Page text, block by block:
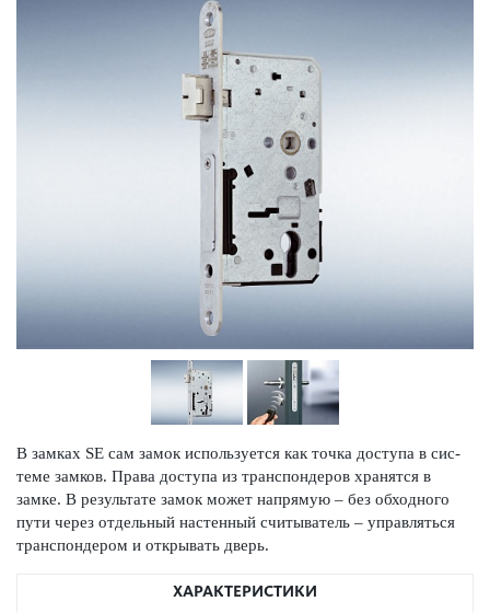
В замках SE сам замок исполь­зуется как точка дос­тупа в сис­
теме замков. Права дос­тупа из транспондеров хранятся в
замке. В результате замок может напрямую – без обходного
пути через отдельный настенный считыватель – управляться
транспондером и открывать дверь.
ХАРАКТЕРИСТИКИ